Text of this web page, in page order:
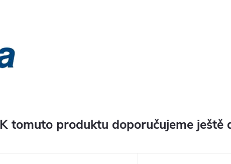
K tomuto produktu doporučujeme ještě